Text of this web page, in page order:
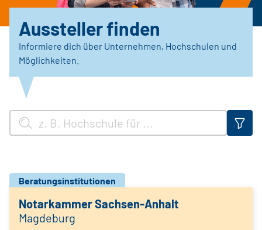
Aussteller finden
Informiere dich über Unternehmen, Hochschulen und
Möglichkeiten.
Beratungsinstitutionen
Notarkammer Sachsen-Anhalt
Magdeburg